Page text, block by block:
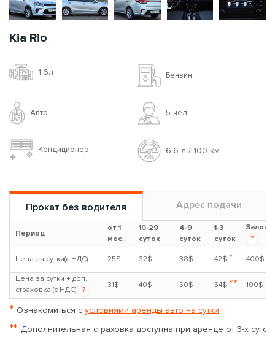
Kia Rio
1.6л Бензин
Авто 5 чел
Кондиционер 6.6 л / 100 км
Прокат без водителя Адрес подачи
Период
от 1
мес.
10-29
суток
4-9
суток
1-3
суток
Залог
?
Цена за сутки(с НДС) 25$ 32$ 38$ 42$ * 400$
Цена за сутки + доп.
страховка (с НДС)
?
31$ 40$ 50$ 54$ ** 100$
* Ознакомиться с условиями аренды авто на сутки
** Дополнительная страховка доступна при аренде от 3-х суток